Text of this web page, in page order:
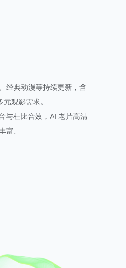
经典动漫等持续更新，含
观影需求。
与杜比音效，AI 老片高清
富。